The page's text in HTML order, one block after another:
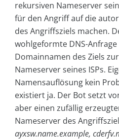
rekursiven Nameserver
für den Angriff auf die
des Angriffsziels machen.
wohlgeformte DNS-
Domainnamen des Ziels
Nameserver seines ISPs.
Namensauflösung kein
existiert ja. Der Bot setzt
aber einen zufällig
Nameserver des
ayxsw.name.example,